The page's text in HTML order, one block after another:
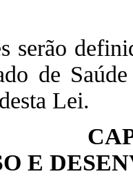
serão
de
Lei.
E